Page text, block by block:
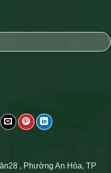
, Phường An Hòa, TP